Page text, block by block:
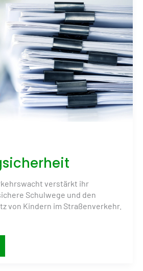
verstärkt ihr
Schulwege und den
von Kindern im Straßenverkehr.